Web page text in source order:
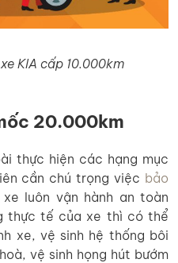
KIA cấp 10.000km
20.000km
thực hiện các hạng mục
cần chú trọng việc bảo
xe luôn vận hành an toàn
thực tế của xe thì có thể
xe, vệ sinh hệ thống bôi
vệ sinh họng hút bướm